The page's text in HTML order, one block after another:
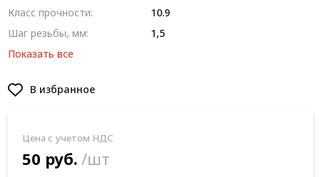
Класс прочности:
10.9
Шаг резьбы, мм:
1,5
Показать все
В избранное
Цена с учетом НДС
50 руб. /шт